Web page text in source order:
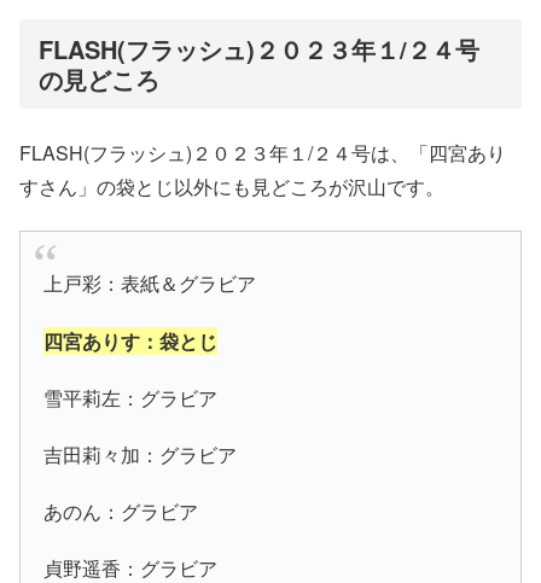
FLASH(フラッシュ)２０２３年１/２４号
の見どころ
FLASH(フラッシュ)２０２３年１/２４号は、「四宮あり
すさん」の袋とじ以外にも見どころが沢山です。
上戸彩：表紙＆グラビア
四宮ありす：袋とじ
雪平莉左：グラビア
吉田莉々加：グラビア
あのん：グラビア
貞野遥香：グラビア